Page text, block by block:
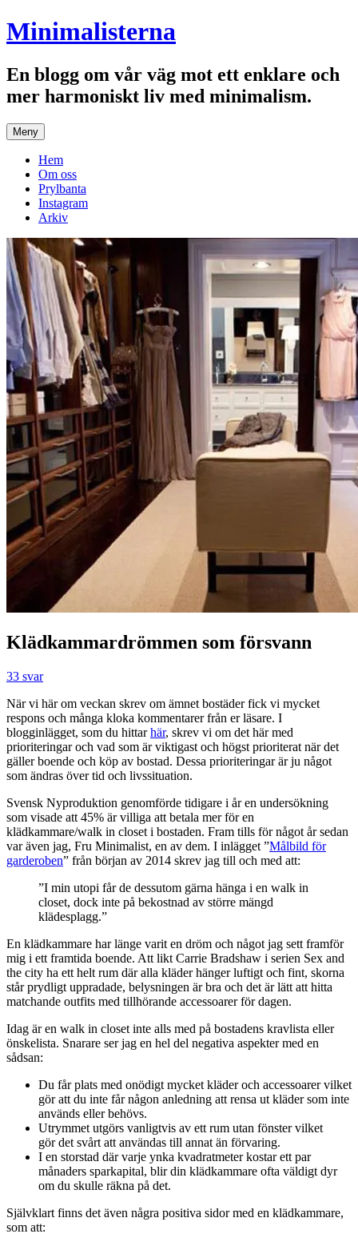
Hoppa
till
Minimalisterna
En blogg om vår väg mot ett enklare och
mer harmoniskt liv med minimalism.
Meny
Hem
Om oss
Prylbanta
Instagram
Arkiv
Klädkammardrömmen som försvann
33 svar
När vi här om veckan skrev om ämnet bostäder fick vi mycket
respons och många kloka kommentarer från er läsare. I
blogginlägget, som du hittarhär, skrev vi om det här med
prioriteringar och vad som är viktigast och högst prioriterat när det
gäller boende och köp av bostad. Dessa prioriteringar är ju något
som ändras över tid och livssituation.
Svensk Nyproduktion genomförde tidigare i år en undersökning
som visade att 45% är villiga att betala mer för en
klädkammare/walk in closet i bostaden. Fram tills för något år sedan
var även jag, Fru Minimalist, en av dem. I inlägget ”Målbild för
garderoben” från början av 2014 skrev jag till och med att:
”I min utopi får de dessutom gärna hänga i en walk in
closet, dock inte på bekostnad av större mängd
klädesplagg.”
En klädkammare har länge varit en dröm och något jag sett framför
mig i ett framtida boende. Att likt Carrie Bradshaw i serien Sex and
the city ha ett helt rum där alla kläder hänger luftigt och fint, skorna
står prydligt uppradade, belysningen är bra och det är lätt att hitta
matchande outfits med tillhörande accessoarer för dagen.
Idag är en walk in closet inte alls med på bostadens kravlista eller
önskelista. Snarare ser jag en hel del negativa aspekter med en
sådsan:
Du får plats med onödigt mycket kläder och accessoarer vilket
gör att du inte får någon anledning att rensa ut kläder som inte
används eller behövs.
Utrymmet utgörs vanligtvis av ett rum utan fönster vilket
gör det svårt att användas till annat än förvaring.
I en storstad där varje ynka kvadratmeter kostar ett par
månaders sparkapital, blir din klädkammare ofta väldigt dyr
om du skulle räkna på det.
Självklart finns det även några positiva sidor med en klädkammare,
som att: